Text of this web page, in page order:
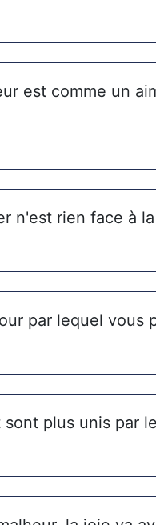
est comme un
n'est rien face à
par lequel vous
plus unis par